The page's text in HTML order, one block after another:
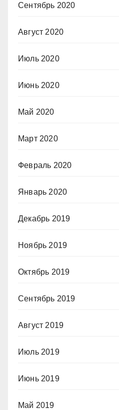
Сентябрь 2020
Август 2020
Июль 2020
Июнь 2020
Май 2020
Март 2020
Февраль 2020
Январь 2020
Декабрь 2019
Ноябрь 2019
Октябрь 2019
Сентябрь 2019
Август 2019
Июль 2019
Июнь 2019
Май 2019